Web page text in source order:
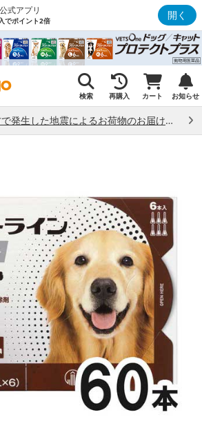
式アプリ
でポイント2倍 開く
検索 再購入 カート お知らせ
熊本県熊本地方で発生した地震によるお荷物のお届け状況について （7/28）